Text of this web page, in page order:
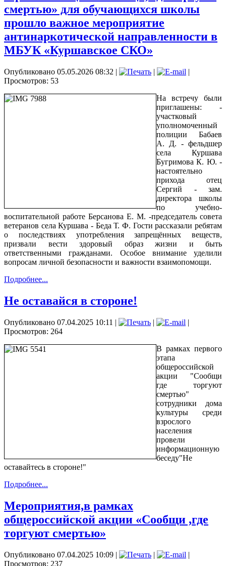
смертью» для обучающихся школы
прошло важное мероприятие
антинаркотической направленности в
МБУК «Куршавское СКО»
Опубликовано 05.05.2026 08:32 | |
|
Просмотров: 53
На встречу были
приглашены: -
участковый
уполномоченный
полиции Бабаев
А. Д. - фельдшер
села Куршава
Бугримова К. Ю. -
настоятельно
прихода отец
Сергий - зам.
директора школы
по учебно-
воспитательной работе Берсанова Е. М. -председатель совета
ветеранов села Куршава - Беда Т. Ф. Гости рассказали ребятам
о последствиях употребления запрещённых веществ,
призвали вести здоровый образ жизни и быть
ответственными гражданами. Особое внимание уделили
вопросам личной безопасности и важности взаимопомощи.
Подробнее...
Не оставайся в стороне!
Опубликовано 07.04.2025 10:11 | |
|
Просмотров: 264
В рамках первого
этапа
общероссийской
акции "Сообщи
где торгуют
смертью"
сотрудники дома
культуры среди
взрослого
населения
провели
информационную
беседу"Не
оставайтесь в стороне!"
Подробнее...
Мероприятия,в рамках
общероссийской акции «Сообщи ,где
торгуют смертью»
Опубликовано 07.04.2025 10:09 | |
|
Просмотров: 237